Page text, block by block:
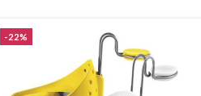
-22%